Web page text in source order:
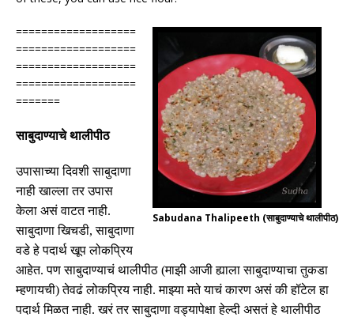
Sabudana Thalipeeth (साबुदाण्याचे थालीपीठ)
===================
===================
===================
===================
=======
साबुदाण्याचे थालीपीठ
उपासाच्या दिवशी साबुदाणा
नाही खाल्ला तर उपास
केला असं वाटत नाही.
साबुदाणा खिचडी,साबुदाणा
वडे हे पदार्थ खूप लोकप्रिय
आहेत.पण साबुदाण्याचं थालीपीठ (माझी आजी ह्याला साबुदाण्याचा तुकडा
म्हणायची)तेवढं लोकप्रिय नाही.माझ्या मते याचं कारण असं की हॉटेल हा
पदार्थ मिळत नाही.खरं तर साबुदाणा वड्यापेक्षा हेल्दी असतं हे थालीपीठ